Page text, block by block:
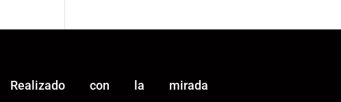
Realizado con la mirada